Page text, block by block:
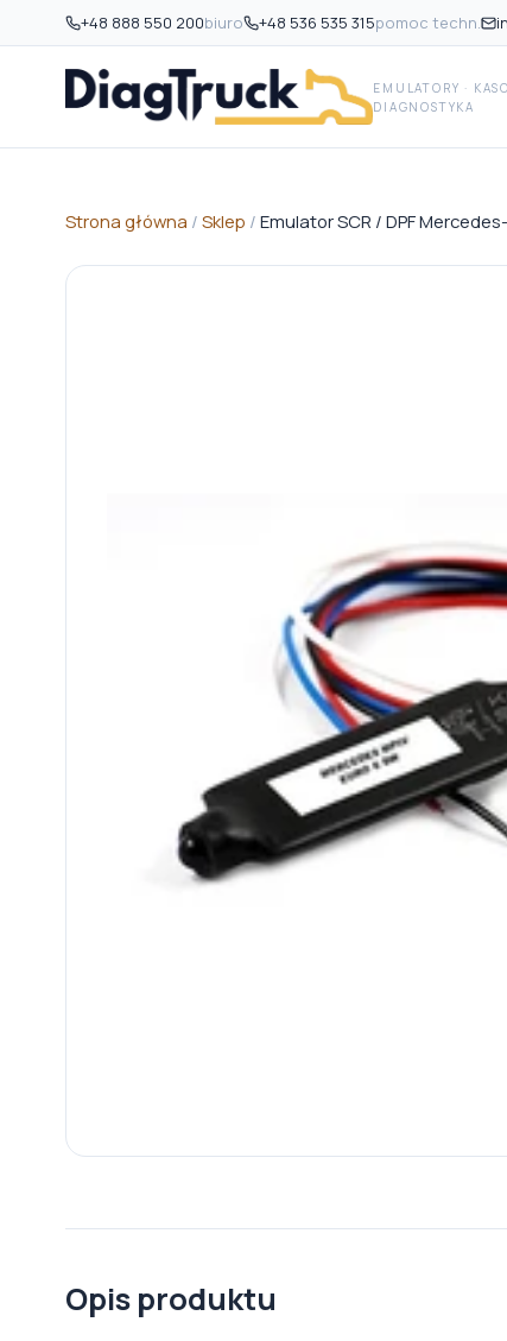
+48 888 550 200biuro +48 536 535 315pomoc techn.
EMULATORY ·
DIAGNOSTYKA
Strona główna / Sklep / Emulator SCR / DPF
Opis produktu